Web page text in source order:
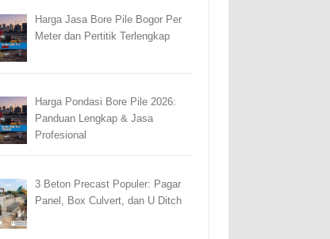
Harga Jasa Bore Pile Bogor Per
Meter dan Pertitik Terlengkap
Harga Pondasi Bore Pile 2026:
Panduan Lengkap & Jasa
Profesional
3 Beton Precast Populer: Pagar
Panel, Box Culvert, dan U Ditch